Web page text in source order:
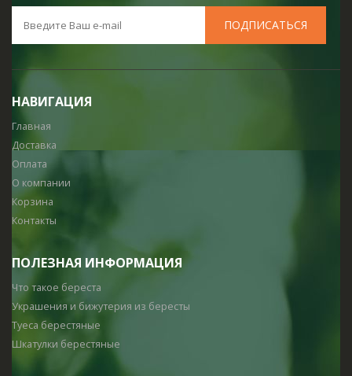
НАВИГАЦИЯ
Главная
Доставка
Оплата
О компании
Корзина
Контакты
ПОЛЕЗНАЯ ИНФОРМАЦИЯ
Что такое береста
Украшения и бижутерия из бересты
Туеса берестяные
Шкатулки берестяные